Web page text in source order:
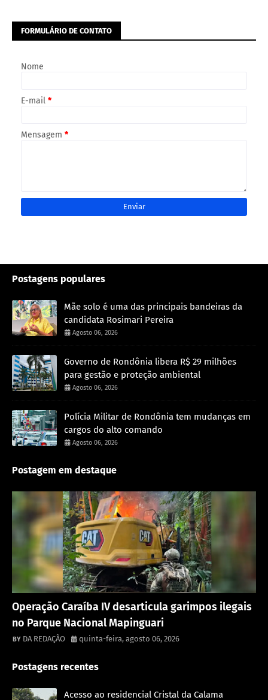
FORMULÁRIO DE CONTATO
Nome
E-mail *
Mensagem *
Postagens populares
Mãe solo é uma das principais bandeiras da
candidata Rosimari Pereira
Agosto 06, 2026
Governo de Rondônia libera R$ 29 milhões
para gestão e proteção ambiental
Agosto 06, 2026
Polícia Militar de Rondônia tem mudanças em
cargos do alto comando
Agosto 06, 2026
Postagem em destaque
Operação Caraíba IV desarticula garimpos ilegais
no Parque Nacional Mapinguari
DA REDAÇÃO quinta-feira, agosto 06, 2026
Postagens recentes
Acesso ao residencial Cristal da Calama